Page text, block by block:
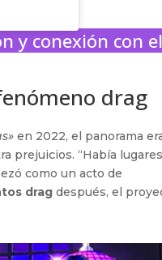
y conexión con el
drag
en 2022, el panorama
prejuicios. “Había lugares
como un acto de
drag después, el